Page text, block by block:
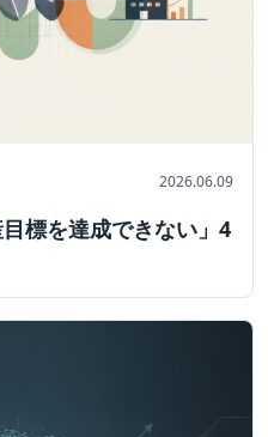
2026.06.09
標を達成できない」4